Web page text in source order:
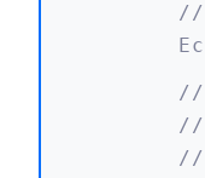
/// </
///
///
/// </